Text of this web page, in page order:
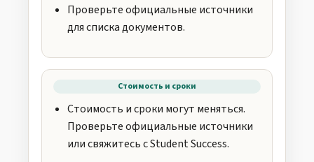
Проверьте официальные источники
для списка документов.
Стоимость и сроки
Стоимость и сроки могут меняться.
Проверьте официальные источники
или свяжитесь с Student Success.